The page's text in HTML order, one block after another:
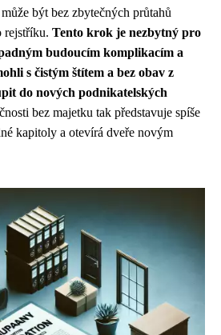
být bez zbytečných průtahů
rejstříku. Tento krok je nezbytný pro
budoucím komplikacím a
s čistým štítem a bez obav z
do nových podnikatelských
bez majetku tak představuje spíše
kapitoly a otevírá dveře novým